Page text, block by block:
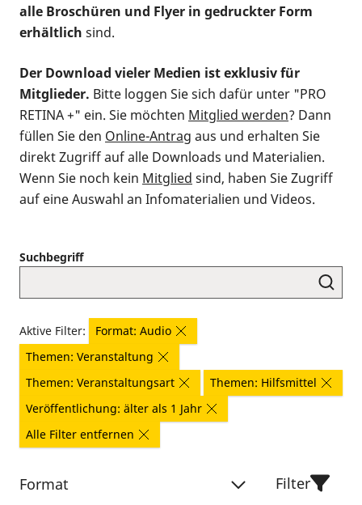
alle Broschüren und Flyer in gedruckter Form
erhältlich sind.
Der Download vieler Medien ist exklusiv für
Mitglieder. Bitte loggen Sie sich dafür unter "PRO
RETINA +" ein. Sie möchten Mitglied werden? Dann
füllen Sie den Online-Antrag aus und erhalten Sie
direkt Zugriff auf alle Downloads und Materialien.
Wenn Sie noch kein Mitglied sind, haben Sie Zugriff
auf eine Auswahl an Infomaterialien und Videos.
Suchbegriff
Aktive Filter:
Format: Audio
Themen: Veranstaltung
Themen: Veranstaltungsart
Themen: Hilfsmittel
Veröffentlichung: älter als 1 Jahr
Alle Filter entfernen
Format Filter